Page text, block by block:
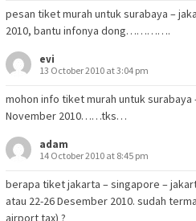
pesan tiket murah untuk surabaya –
2010, bantu infonya dong………….
evi
13 October 2010 at 3:04 pm
mohon info tiket murah untuk surabaya
November 2010……tks…
adam
14 October 2010 at 8:45 pm
berapa tiket jakarta – singapore –
atau 22-26 Desember 2010. sudah
airport tax) ?